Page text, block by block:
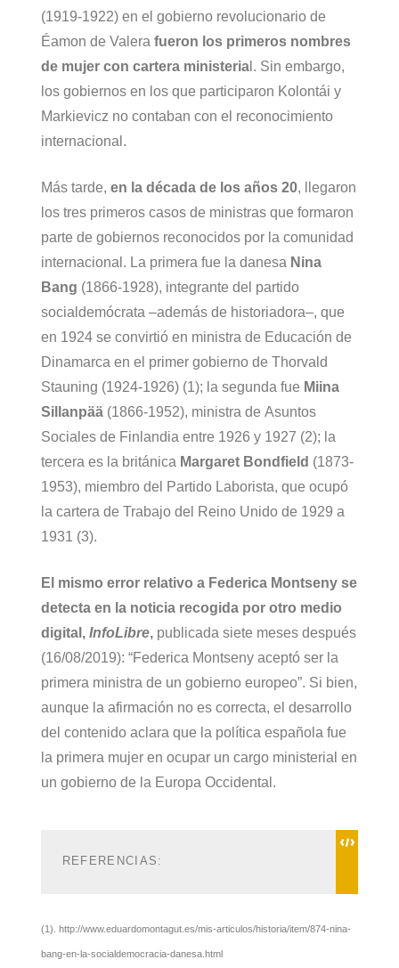
(1919-1922) en el gobierno revolucionario de
Éamon de Valera fueron los primeros nombres
de mujer con cartera ministerial. Sin embargo,
los gobiernos en los que participaron Kolontái y
Markievicz no contaban con el reconocimiento
internacional.
Más tarde, en la década de los años 20, llegaron
los tres primeros casos de ministras que formaron
parte de gobiernos reconocidos por la comunidad
internacional. La primera fue la danesa Nina
Bang (1866-1928), integrante del partido
socialdemócrata –además de historiadora–, que
en 1924 se convirtió en ministra de Educación de
Dinamarca en el primer gobierno de Thorvald
Stauning (1924-1926) (1); la segunda fue Miina
Sillanpää(1866-1952), ministra de Asuntos
Sociales de Finlandia entre 1926 y 1927 (2); la
tercera es la británica Margaret Bondfield (1873-
1953), miembro del Partido Laborista, que ocupó
la cartera de Trabajo del Reino Unido de 1929 a
1931 (3).
El mismo error relativo a Federica Montseny se
detecta en la noticia recogida por otro medio
digital, InfoLibre,publicada siete meses después
(16/08/2019): “Federica Montseny aceptó ser la
primera ministra de un gobierno europeo”. Si bien,
aunque la afirmación no es correcta, el desarrollo
del contenido aclara que la política española fue
la primera mujer en ocupar un cargo ministerial en
un gobierno de la Europa Occidental.
REFERENCIAS:
(1). http://www.eduardomontagut.es/mis-articulos/historia/item/874-nina-
bang-en-la-socialdemocracia-danesa.html